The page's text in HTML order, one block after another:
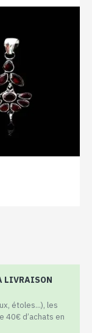
LIVRAISON
étoles...), les
40€ d’achats en